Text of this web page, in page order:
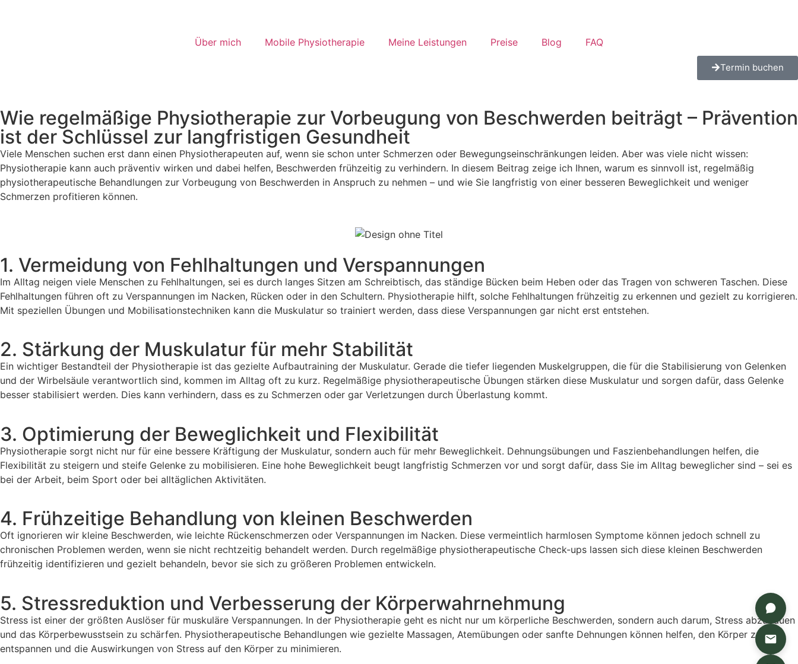
Über mich Mobile Physiotherapie Meine Leistungen Preise Blog FAQ
Termin buchen
Wie regelmäßige Physiotherapie zur Vorbeugung von Beschwerden beiträgt – Prävention
ist der Schlüssel zur langfristigen Gesundheit
Viele Menschen suchen erst dann einen Physiotherapeuten auf, wenn sie schon unter Schmerzen oder Bewegungseinschränkungen leiden. Aber was viele nicht wissen:
Physiotherapie kann auch präventiv wirken und dabei helfen, Beschwerden frühzeitig zu verhindern. In diesem Beitrag zeige ich Ihnen, warum es sinnvoll ist, regelmäßig
physiotherapeutische Behandlungen zur Vorbeugung von Beschwerden in Anspruch zu nehmen – und wie Sie langfristig von einer besseren Beweglichkeit und weniger
Schmerzen profitieren können.
1. Vermeidung von Fehlhaltungen und Verspannungen
Im Alltag neigen viele Menschen zu Fehlhaltungen, sei es durch langes Sitzen am Schreibtisch, das ständige Bücken beim Heben oder das Tragen von schweren Taschen. Diese
Fehlhaltungen führen oft zu Verspannungen im Nacken, Rücken oder in den Schultern. Physiotherapie hilft, solche Fehlhaltungen frühzeitig zu erkennen und gezielt zu korrigieren.
Mit speziellen Übungen und Mobilisationstechniken kann die Muskulatur so trainiert werden, dass diese Verspannungen gar nicht erst entstehen.
2. Stärkung der Muskulatur für mehr Stabilität
Ein wichtiger Bestandteil der Physiotherapie ist das gezielte Aufbautraining der Muskulatur. Gerade die tiefer liegenden Muskelgruppen, die für die Stabilisierung von Gelenken
und der Wirbelsäule verantwortlich sind, kommen im Alltag oft zu kurz. Regelmäßige physiotherapeutische Übungen stärken diese Muskulatur und sorgen dafür, dass Gelenke
besser stabilisiert werden. Dies kann verhindern, dass es zu Schmerzen oder gar Verletzungen durch Überlastung kommt.
3. Optimierung der Beweglichkeit und Flexibilität
Physiotherapie sorgt nicht nur für eine bessere Kräftigung der Muskulatur, sondern auch für mehr Beweglichkeit. Dehnungsübungen und Faszienbehandlungen helfen, die
Flexibilität zu steigern und steife Gelenke zu mobilisieren. Eine hohe Beweglichkeit beugt langfristig Schmerzen vor und sorgt dafür, dass Sie im Alltag beweglicher sind – sei es
bei der Arbeit, beim Sport oder bei alltäglichen Aktivitäten.
4. Frühzeitige Behandlung von kleinen Beschwerden
Oft ignorieren wir kleine Beschwerden, wie leichte Rückenschmerzen oder Verspannungen im Nacken. Diese vermeintlich harmlosen Symptome können jedoch schnell zu
chronischen Problemen werden, wenn sie nicht rechtzeitig behandelt werden. Durch regelmäßige physiotherapeutische Check-ups lassen sich diese kleinen Beschwerden
frühzeitig identifizieren und gezielt behandeln, bevor sie sich zu größeren Problemen entwickeln.
5. Stressreduktion und Verbesserung der Körperwahrnehmung
Stress ist einer der größten Auslöser für muskuläre Verspannungen. In der Physiotherapie geht es nicht nur um körperliche Beschwerden, sondern auch darum, Stress abzubauen
und das Körperbewusstsein zu schärfen. Physiotherapeutische Behandlungen wie gezielte Massagen, Atemübungen oder sanfte Dehnungen können helfen, den Körper zu
entspannen und die Auswirkungen von Stress auf den Körper zu minimieren.